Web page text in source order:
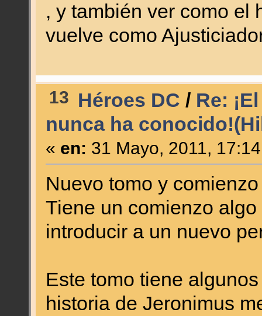
, y también ver como el
vuelve como
13 Héroes DC / Re:
nunca ha
« en: 31 Mayo, 2011,
Nuevo tomo y
Tiene un comienzo
introducir a un nuevo
Este tomo tiene
historia de Jeronimus